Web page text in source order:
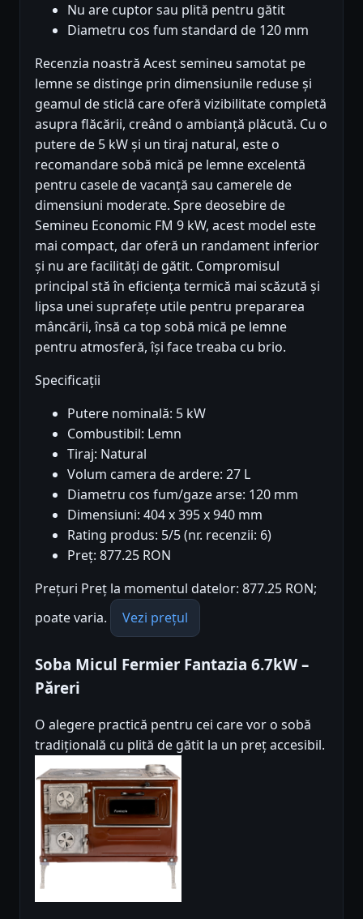
Nu are cuptor sau plită pentru gătit
Diametru cos fum standard de 120 mm
Recenzia noastră Acest semineu samotat pe
lemne se distinge prin dimensiunile reduse și
geamul de sticlă care oferă vizibilitate completă
asupra flăcării, creând o ambianță plăcută. Cu o
putere de 5 kW și un tiraj natural, este o
recomandare sobă mică pe lemne excelentă
pentru casele de vacanță sau camerele de
dimensiuni moderate. Spre deosebire de
Semineu Economic FM 9 kW, acest model este
mai compact, dar oferă un randament inferior
și nu are facilități de gătit. Compromisul
principal stă în eficiența termică mai scăzută și
lipsa unei suprafețe utile pentru prepararea
mâncării, însă ca top sobă mică pe lemne
pentru atmosferă, își face treaba cu brio.
Specificații
Putere nominală: 5 kW
Combustibil: Lemn
Tiraj: Natural
Volum camera de ardere: 27 L
Diametru cos fum/gaze arse: 120 mm
Dimensiuni: 404 x 395 x 940 mm
Rating produs: 5/5 (nr. recenzii: 6)
Preț: 877.25 RON
Prețuri Preț la momentul datelor: 877.25 RON;
poate varia.
Vezi prețul
Soba Micul Fermier Fantazia 6.7kW –
Păreri
O alegere practică pentru cei care vor o sobă
tradițională cu plită de gătit la un preț accesibil.